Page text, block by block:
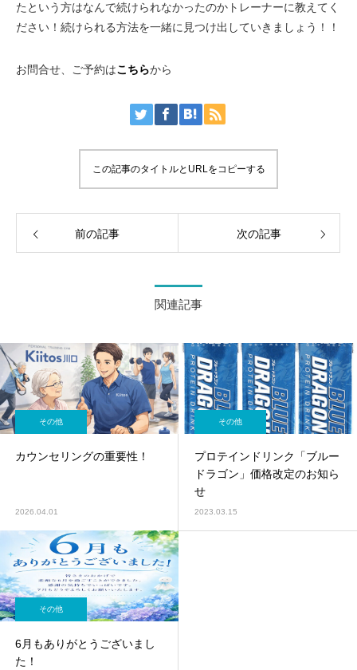
たという方はなんで続けられなかったのかトレーナーに教えてく
ださい！続けられる方法を一緒に見つけ出していきましょう！！
お問合せ、ご予約はこちらから
この記事のタイトルとURLをコピーする
前の記事 次の記事
関連記事
その他
カウンセリングの重要性！
2026.04.01
その他
プロテインドリンク「ブルー
ドラゴン」価格改定のお知ら
せ
2023.03.15
その他
6月もありがとうございまし
た！